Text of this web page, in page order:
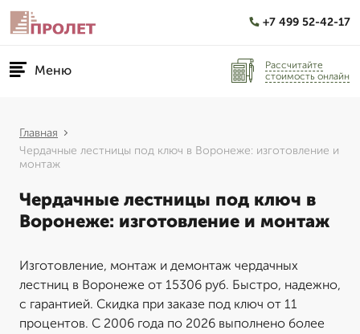
+7 499 52-42-17
Меню
Рассчитайте
стоимость онлайн
Главная
Чердачные лестницы под ключ в Воронеже: изготовление и
монтаж
Чердачные лестницы под ключ в
Воронеже: изготовление и монтаж
Изготовление, монтаж и демонтаж чердачных
лестниц в Воронеже от 15306 руб. Быстро, надежно,
с гарантией. Скидка при заказе под ключ от 11
процентов. С 2006 года по 2026 выполнено более